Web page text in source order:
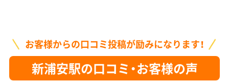
お客様からの口コミ投稿が励みになります！
新浦安駅の口コミ・お客様の声